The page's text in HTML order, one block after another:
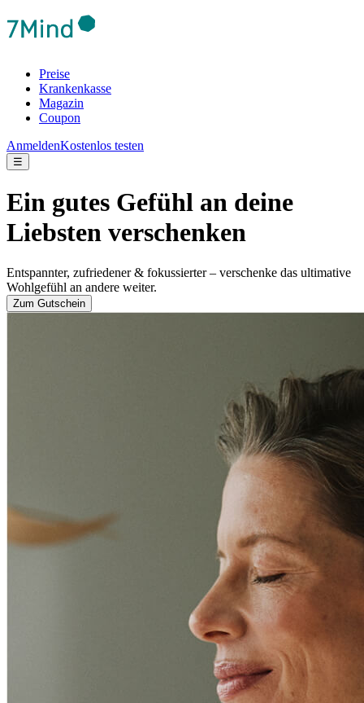
Preise
Krankenkasse
Magazin
Coupon
AnmeldenKostenlos testen
☰
Ein gutes Gefühl an deine
Liebsten verschenken
Entspannter, zufriedener & fokussierter – verschenke das ultimative
Wohlgefühl an andere weiter.
Zum Gutschein